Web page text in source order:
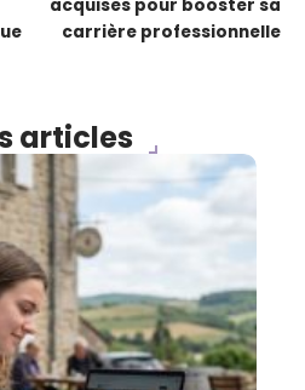
acquises pour booster sa
carrière professionnelle
articles